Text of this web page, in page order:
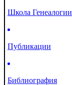
Школа Генеалогии
Публикации
Библиография